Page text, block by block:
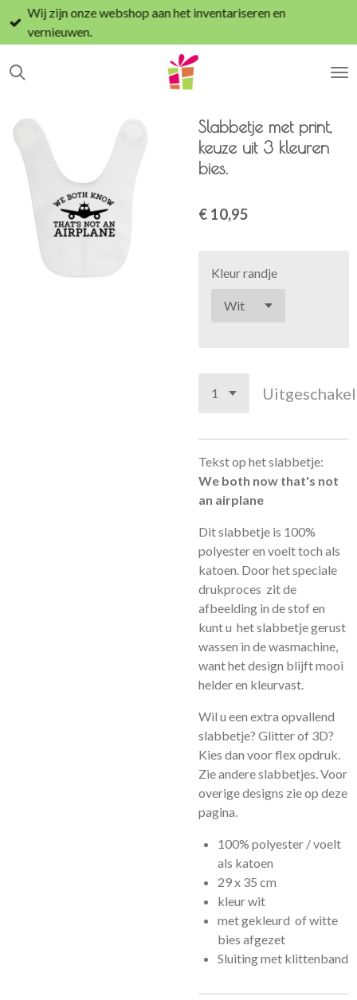
Ga
direct
de
Wij zijn onze webshop aan het inventariseren en
vernieuwen.
Slabbetje met print,
keuze uit 3 kleuren
bies.
€ 10,95
Kleur randje
Tekst op het slabbetje:
We both now that's not
an airplane
Dit slabbetje is 100%
polyester en voelt toch als
katoen. Door het speciale
drukproces zit de
afbeelding in de stof en
kunt u het slabbetje gerust
wassen in de wasmachine,
want het design blijft mooi
helder en kleurvast.
Wil u een extra opvallend
slabbetje? Glitter of 3D?
Kies dan voor flex opdruk.
Zie andere slabbetjes. Voor
overige designs zie op deze
pagina.
100% polyester / voelt
als katoen
29 x 35 cm
kleur wit
met gekleurd of witte
bies afgezet
Sluiting met klittenband